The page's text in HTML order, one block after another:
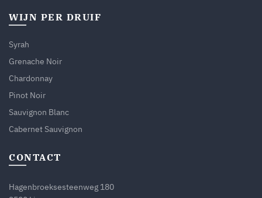
WIJN PER DRUIF
Syrah
Grenache Noir
Chardonnay
Pinot Noir
Sauvignon Blanc
Cabernet Sauvignon
CONTACT
Hagenbroeksesteenweg 180